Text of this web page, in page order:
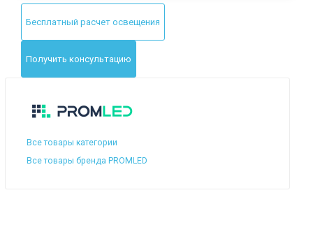
Бесплатный расчет освещения
Получить консультацию
Все товары категории
Все товары бренда PROMLED